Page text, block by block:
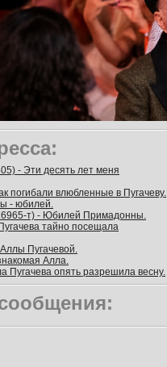
- Эти десять лет меня
погибали влюбленные в Пугачеву.
- юбилей.
т) - Юбилей Примадонны.
тайно посещала
Пугачевой.
Алла.
Пугачева опять разрешила весну.